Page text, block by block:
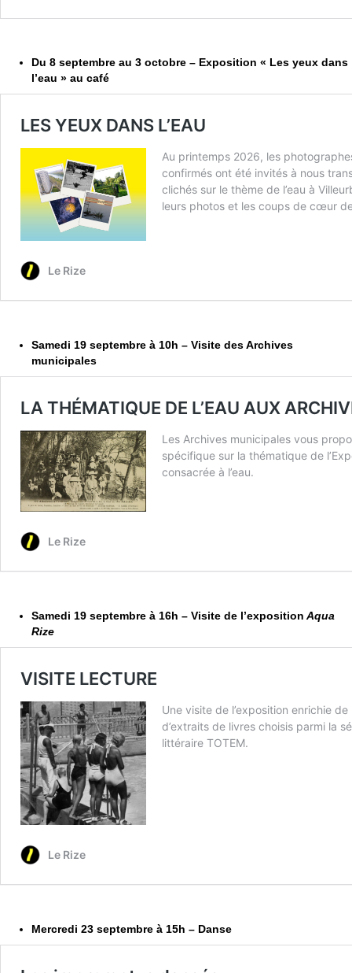
Du 8 septembre au 3 octobre – Exposition « Les yeux dans
l’eau » au café
Samedi 19 septembre à 10h – Visite des Archives
municipales
Samedi 19 septembre à 16h – Visite de l’exposition Aqua
Rize
Mercredi 23 septembre à 15h – Danse